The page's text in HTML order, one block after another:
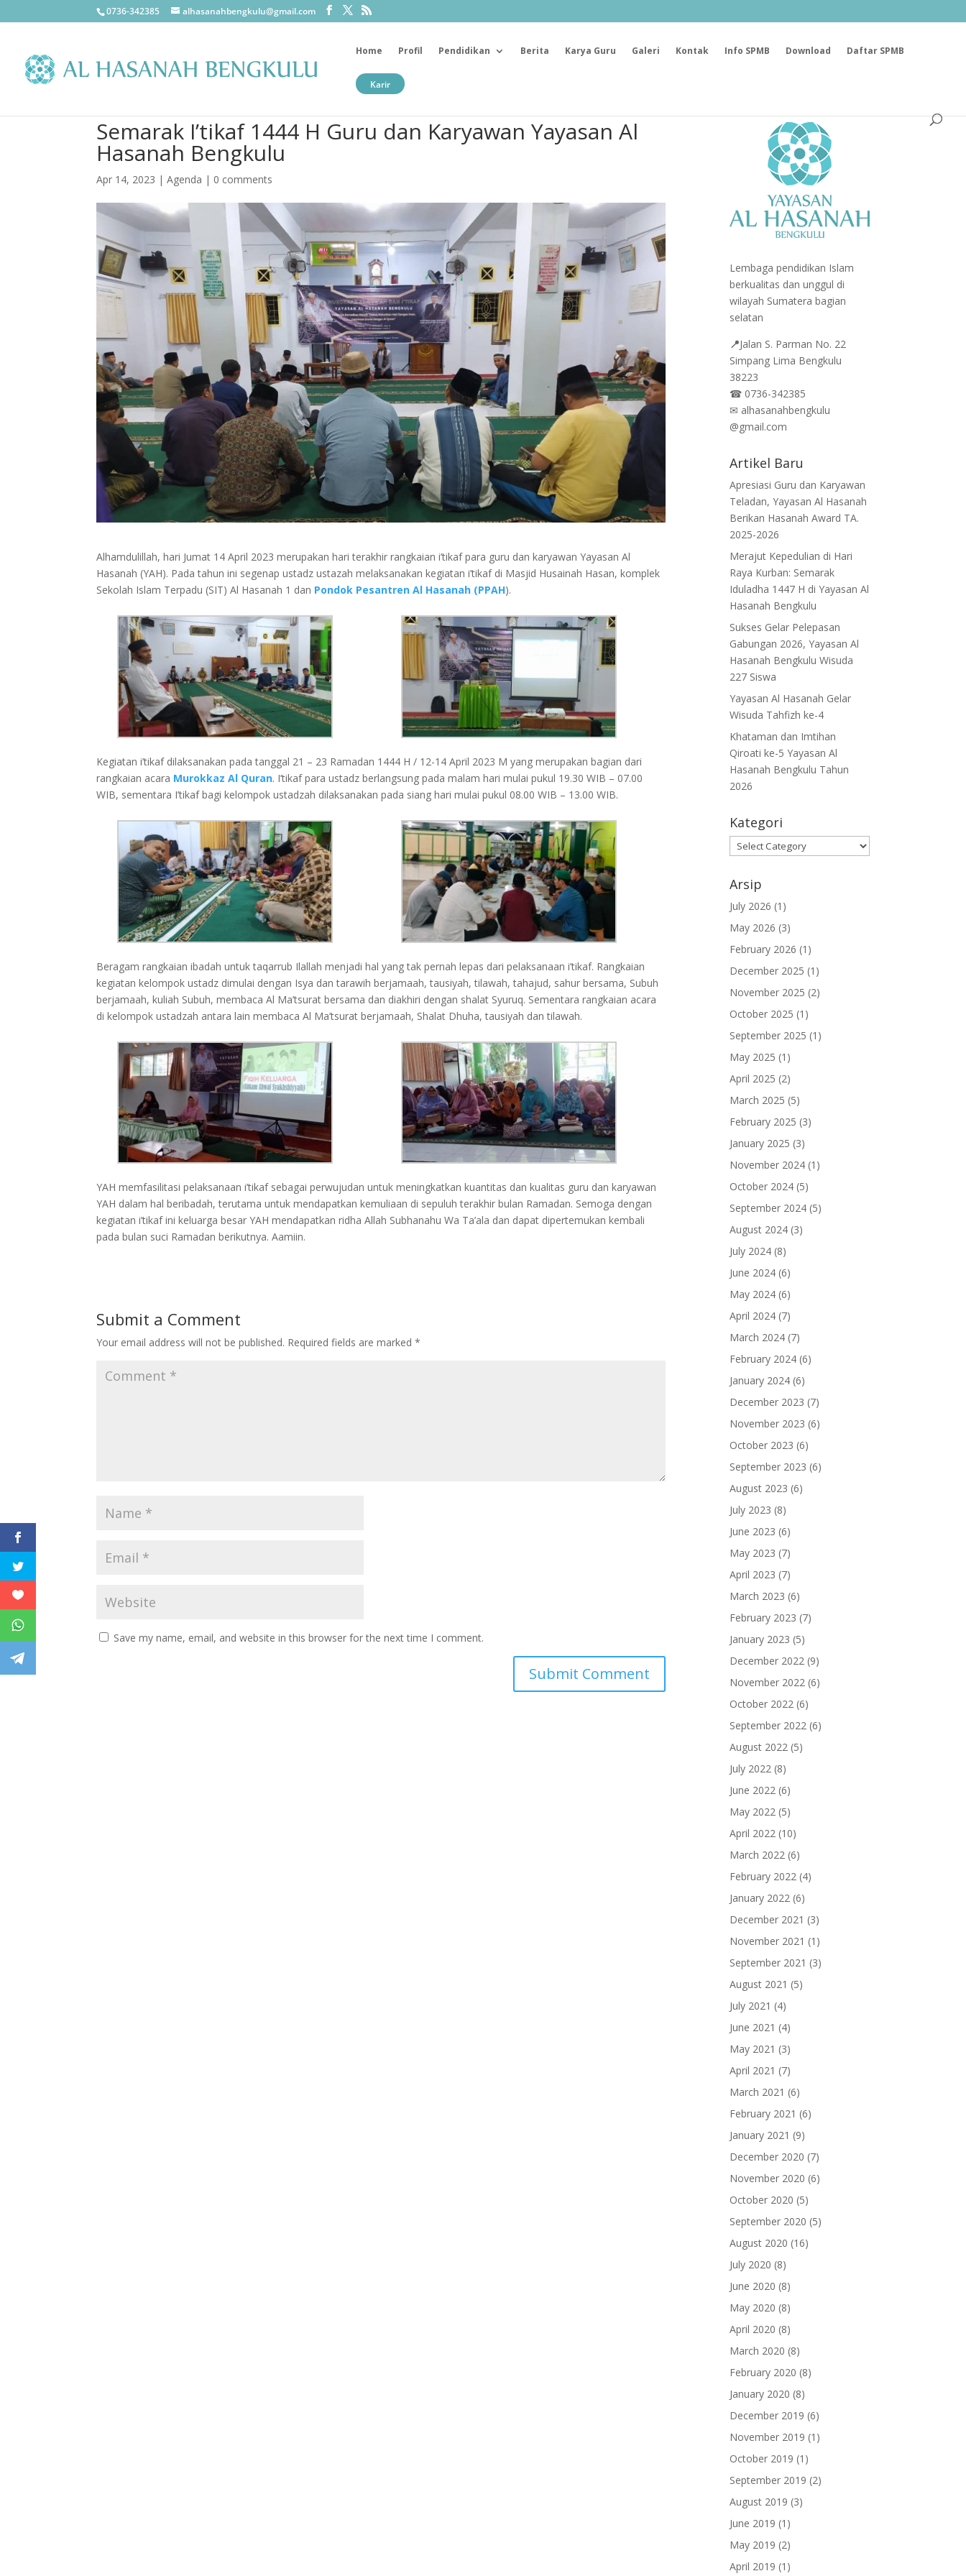
0736-342385 alhasanahbengkulu@gmail.com
Home Profil Pendidikan Berita Karya Guru Galeri Kontak Info SPMB Download Daftar SPMB
Karir
Semarak I’tikaf 1444 H Guru dan Karyawan Yayasan Al
Hasanah Bengkulu
Apr 14, 2023 |Agenda | 0 comments
Alhamdulillah, hari Jumat 14 April 2023 merupakan hari terakhir rangkaian i’tikaf para guru dan karyawan Yayasan Al
Hasanah (YAH). Pada tahun ini segenap ustadz ustazah melaksanakan kegiatan i’tikaf di Masjid Husainah Hasan, komplek
Sekolah Islam Terpadu (SIT) Al Hasanah 1 dan Pondok Pesantren Al Hasanah (PPAH).
Kegiatan i’tikaf dilaksanakan pada tanggal 21 – 23 Ramadan 1444 H / 12-14 April 2023 M yang merupakan bagian dari
rangkaian acara Murokkaz Al Quran. I’tikaf para ustadz berlangsung pada malam hari mulai pukul 19.30 WIB – 07.00
WIB, sementara I’tikaf bagi kelompok ustadzah dilaksanakan pada siang hari mulai pukul 08.00 WIB – 13.00 WIB.
Beragam rangkaian ibadah untuk taqarrub Ilallah menjadi hal yang tak pernah lepas dari pelaksanaan i’tikaf. Rangkaian
kegiatan kelompok ustadz dimulai dengan Isya dan tarawih berjamaah, tausiyah, tilawah, tahajud, sahur bersama, Subuh
berjamaah, kuliah Subuh, membaca Al Ma’tsurat bersama dan diakhiri dengan shalat Syuruq. Sementara rangkaian acara
di kelompok ustadzah antara lain membaca Al Ma’tsurat berjamaah, Shalat Dhuha, tausiyah dan tilawah.
YAH memfasilitasi pelaksanaan i’tikaf sebagai perwujudan untuk meningkatkan kuantitas dan kualitas guru dan karyawan
YAH dalam hal beribadah, terutama untuk mendapatkan kemuliaan di sepuluh terakhir bulan Ramadan. Semoga dengan
kegiatan i’tikaf ini keluarga besar YAH mendapatkan ridha Allah Subhanahu Wa Ta’ala dan dapat dipertemukan kembali
pada bulan suci Ramadan berikutnya. Aamiin.
Submit a Comment
Your email address will not be published. Required fields are marked*
Save my name, email, and website in this browser for the next time I comment.
Lembaga pendidikan Islam
berkualitas dan unggul di
wilayah Sumatera bagian
selatan
📍Jalan S. Parman No. 22
Simpang Lima Bengkulu
38223
☎ 0736-342385
✉ alhasanahbengkulu
@gmail.com
Artikel Baru
Apresiasi Guru dan Karyawan
Teladan, Yayasan Al Hasanah
Berikan Hasanah Award TA.
2025-2026
Merajut Kepedulian di Hari
Raya Kurban: Semarak
Iduladha 1447 H di Yayasan Al
Hasanah Bengkulu
Sukses Gelar Pelepasan
Gabungan 2026, Yayasan Al
Hasanah Bengkulu Wisuda
227 Siswa
Yayasan Al Hasanah Gelar
Wisuda Tahfizh ke-4
Khataman dan Imtihan
Qiroati ke-5 Yayasan Al
Hasanah Bengkulu Tahun
2026
Kategori
Kategori
Arsip
July 2026 (1)
May 2026 (3)
February 2026 (1)
December 2025 (1)
November 2025 (2)
October 2025 (1)
September 2025 (1)
May 2025 (1)
April 2025 (2)
March 2025 (5)
February 2025 (3)
January 2025 (3)
November 2024 (1)
October 2024 (5)
September 2024 (5)
August 2024 (3)
July 2024 (8)
June 2024 (6)
May 2024 (6)
April 2024 (7)
March 2024 (7)
February 2024 (6)
January 2024 (6)
December 2023 (7)
November 2023 (6)
October 2023 (6)
September 2023 (6)
August 2023 (6)
July 2023 (8)
June 2023 (6)
May 2023 (7)
April 2023 (7)
March 2023 (6)
February 2023 (7)
January 2023 (5)
December 2022 (9)
November 2022 (6)
October 2022 (6)
September 2022 (6)
August 2022 (5)
July 2022 (8)
June 2022 (6)
May 2022 (5)
April 2022 (10)
March 2022 (6)
February 2022 (4)
January 2022 (6)
December 2021 (3)
November 2021 (1)
September 2021 (3)
August 2021 (5)
July 2021 (4)
June 2021 (4)
May 2021 (3)
April 2021 (7)
March 2021 (6)
February 2021 (6)
January 2021 (9)
December 2020 (7)
November 2020 (6)
October 2020 (5)
September 2020 (5)
August 2020 (16)
July 2020 (8)
June 2020 (8)
May 2020 (8)
April 2020 (8)
March 2020 (8)
February 2020 (8)
January 2020 (8)
December 2019 (6)
November 2019 (1)
October 2019 (1)
September 2019 (2)
August 2019 (3)
June 2019 (1)
May 2019 (2)
April 2019 (1)